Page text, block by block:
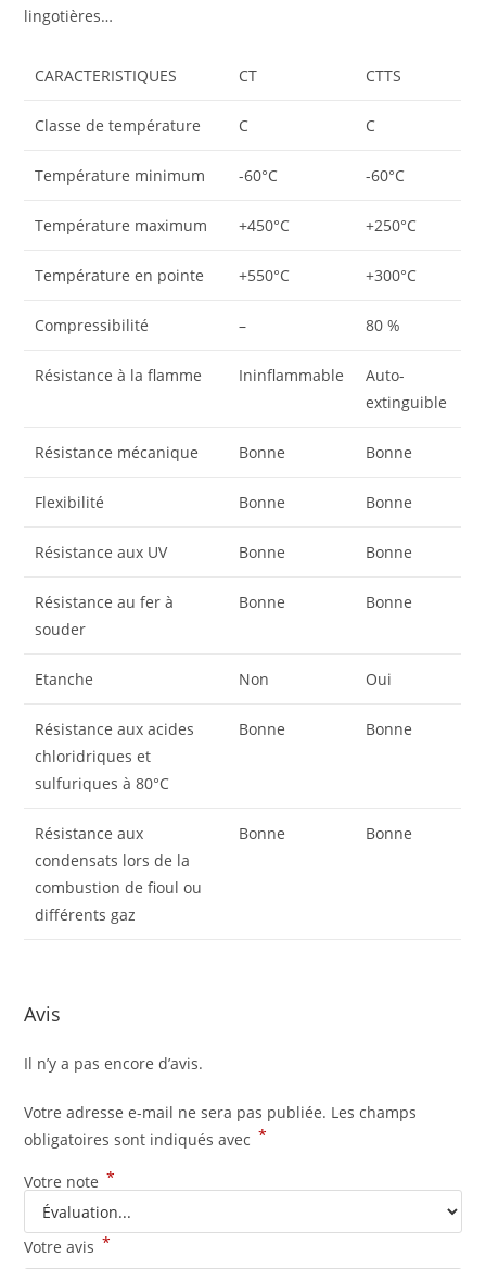
lingotières…
CARACTERISTIQUES CT CTTS
Classe de température C C
Température minimum -60°C -60°C
Température maximum +450°C +250°C
Température en pointe +550°C +300°C
Compressibilité – 80 %
Résistance à la flamme Ininflammable
Auto-
extinguible
Résistance mécanique Bonne Bonne
Flexibilité Bonne Bonne
Résistance aux UV Bonne Bonne
Résistance au fer à
souder
Bonne Bonne
Etanche Non Oui
Résistance aux acides
chloridriques et
sulfuriques à 80°C
Bonne Bonne
Résistance aux
condensats lors de la
combustion de fioul ou
différents gaz
Bonne Bonne
Avis
Il n’y a pas encore d’avis.
Votre adresse e-mail ne sera pas publiée. Les champs
obligatoires sont indiqués avec *
Votre note *
Votre avis *